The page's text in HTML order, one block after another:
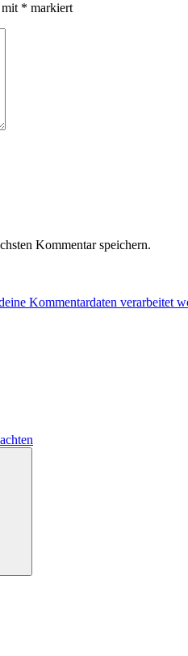
* markiert
Kommentar speichern.
Kommentardaten verarbeitet